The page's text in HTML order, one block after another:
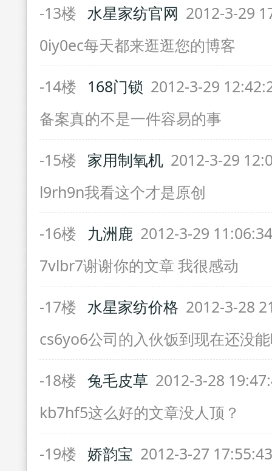
-13楼 水星家纺官网 2012-3-29
0iy0ec每天都来逛逛您的博客
-14楼
168门锁 2012-3-29
备案真的不是一件容易的事
-15楼 家用制氧机 2012-3-29
l9rh9n我看这个才是原创
-16楼
九洲鹿 2012-3-29
7vlbr7谢谢你的文章 我很感动
-17楼 水星家纺价格 2012-3-28
cs6yo6公司的入伙饭到现在还没
-18楼 兔毛皮草 2012-3-28
kb7hf5这么好的文章没人顶？
-19楼 娇韵宝 2012-3-27